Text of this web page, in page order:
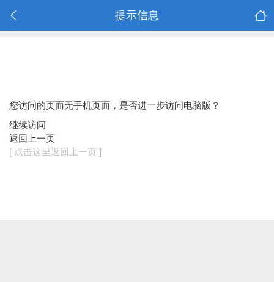
提示信息
您访问的页面无手机页面，是否进一步访问电脑版？
继续访问
返回上一页
[ 点击这里返回上一页 ]